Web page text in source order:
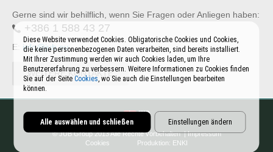
Gerne sind wir behilflich, wenn Sie Fragen oder Anliegen haben:
+386 1 588 43 27
E: info@jub.eu
WEITERE KONTAKTE
© JUB Group 2013 Alle Rechte vorbehalten |Impressum
Cookies
Produktion: ENKI
Diese Website verwendet Cookies. Obligatorische Cookies und Cookies,
die keine personenbezogenen Daten verarbeiten, sind bereits installiert.
Mit Ihrer Zustimmung werden wir auch Cookies laden, um Ihre
Benutzererfahrung zu verbessern. Weitere Informationen zu Cookies finden
Sie auf der SeiteCookies, wo Sie auch die Einstellungen bearbeiten
können.
Einstellungen ändern
Alle auswählen und schließen